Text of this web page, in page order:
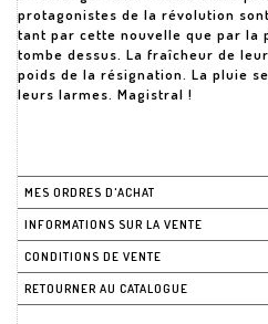
protagonistes de la révolution
tant par cette nouvelle que par la
tombe dessus. La fraîcheur de
poids de la résignation. La pluie
leurs larmes. Magistral !
MES ORDRES D'ACHAT
INFORMATIONS SUR LA VENTE
CONDITIONS DE VENTE
RETOURNER AU CATALOGUE